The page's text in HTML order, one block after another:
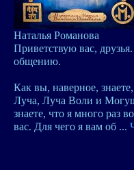
Наталья Романова
Приветствую вас,
общению.
Как вы, наверное,
Луча, Луча Воли и
знаете, что я много раз
вас. Для чего я вам об ...